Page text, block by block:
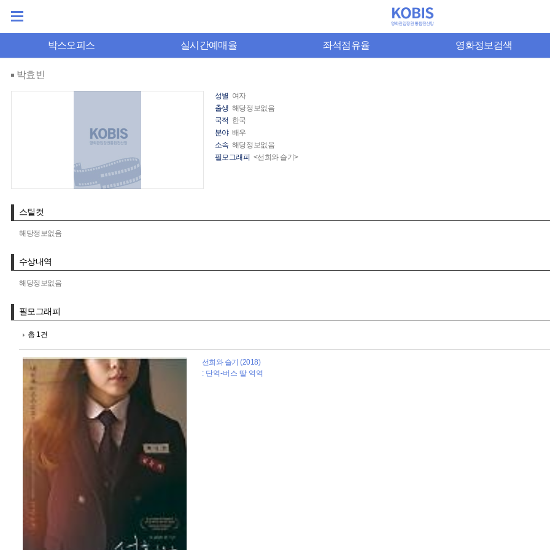
박스오피스 실시간예매율 좌석점유율 영화정보검색
박효빈
성별 여자
출생 해당정보없음
국적 한국
분야 배우
소속 해당정보없음
필모그래피 <선희와 슬기>
스틸컷
해당정보없음
수상내역
해당정보없음
필모그래피
총 1건
선희와 슬기 (2018)
: 단역-버스 딸 역역